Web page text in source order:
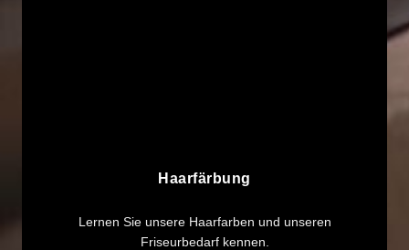
Haarfärbung
Lernen Sie unsere Haarfarben und unseren
Friseurbedarf kennen.